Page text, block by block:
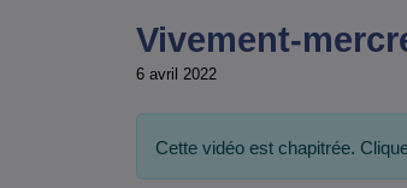
Vivement-
6 avril 2022
Cette vidéo est chapitrée.